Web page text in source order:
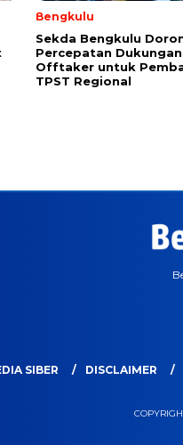
Bengkulu
Sekda Bengkulu
Percepatan Dukungan
Offtaker untuk
TPST Regional
SIBER DISCLAIMER